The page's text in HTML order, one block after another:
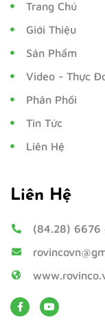
Trang Chủ
Giới Thiệu
Sản Phẩm
Video - Thực
Phân Phối
Tin Tức
Liên Hệ
Liên Hệ
(84.28) 6676